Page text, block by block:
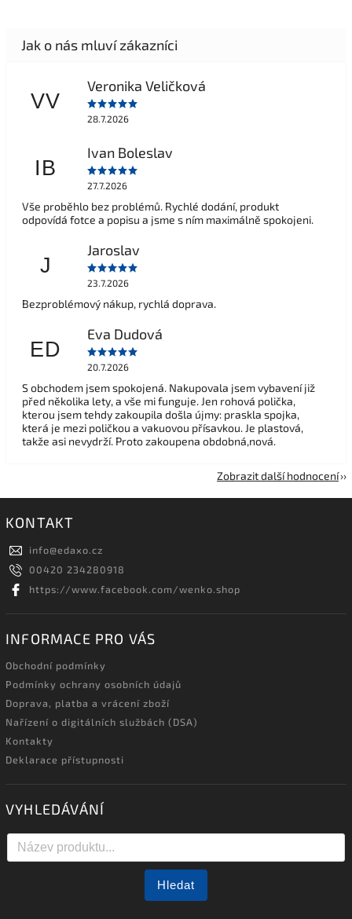
VV
Veronika Veličková
28.7.2026
IB
Ivan Boleslav
27.7.2026
Vše proběhlo bez problémů. Rychlé dodání, produkt
odpovídá fotce a popisu a jsme s ním maximálně spokojeni.
J
Jaroslav
23.7.2026
Bezproblémový nákup, rychlá doprava.
ED
Eva Dudová
20.7.2026
S obchodem jsem spokojená. Nakupovala jsem vybavení již
před několika lety, a vše mi funguje. Jen rohová polička,
kterou jsem tehdy zakoupila došla újmy: praskla spojka,
která je mezi poličkou a vakuovou přísavkou. Je plastová,
takže asi nevydrží. Proto zakoupena obdobná,nová.
Zobrazit další hodnocení
KONTAKT
info@edaxo.cz
00420 234280918
https://www.facebook.com/wenko.shop
INFORMACE PRO VÁS
Obchodní podmínky
Podmínky ochrany osobních údajů
Doprava, platba a vrácení zboží
Nařízení o digitálních službách (DSA)
Kontakty
Deklarace přístupnosti
VYHLEDÁVÁNÍ
Hledat